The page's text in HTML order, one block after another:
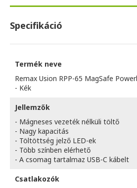
Specifikáció
Termék neve
Remax Usion RPP-65 MagSafe
- Kék
Jellemzők
- Mágneses vezeték nélküli töltő
- Nagy kapacitás
- Töltöttség jelző LED-ek
- Több színben elérhető
- A csomag tartalmaz USB-C kábelt
Csatlakozók